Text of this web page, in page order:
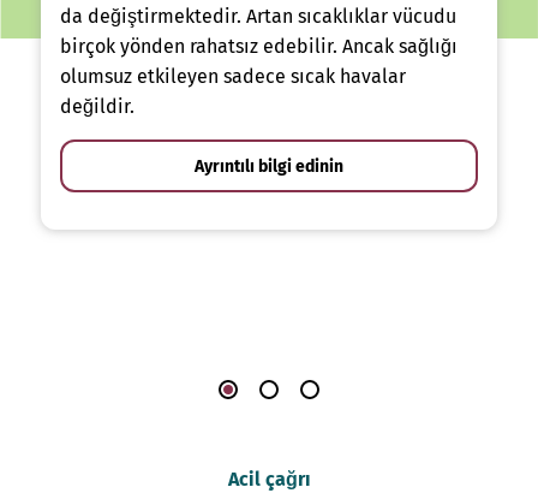
da değiştirmektedir. Artan sıcaklıklar vücudu
birçok yönden rahatsız edebilir. Ancak sağlığı
olumsuz etkileyen sadece sıcak havalar
değildir.
Ayrıntılı bilgi edinin
Acil çağrı